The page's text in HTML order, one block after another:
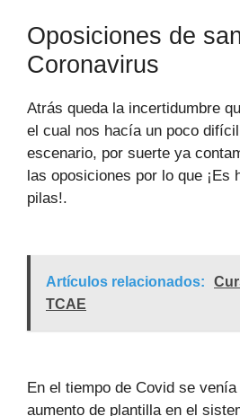
Oposiciones de
Coronavirus
Atrás queda la incertidumbre
el cual nos hacía un poco
escenario, por suerte ya
las oposiciones por lo que ¡Es
pilas!.
Artículos relacionados:
TCAE
En el tiempo de Covid se venía
aumento de plantilla en el